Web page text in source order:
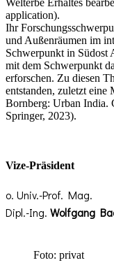
Welterbe Erhaltes
application).
Ihr
und Außenräumen im
Schwerpunkt in Südost
mit dem Schwerpunkt
erforschen. Zu diesen
entstanden, zuletzt eine
Bornberg: Urban India.
Springer, 2023).
Vize-Präsident
o. Univ.-Prof. Mag.
Dipl.-Ing. Wolfgang
Foto: privat